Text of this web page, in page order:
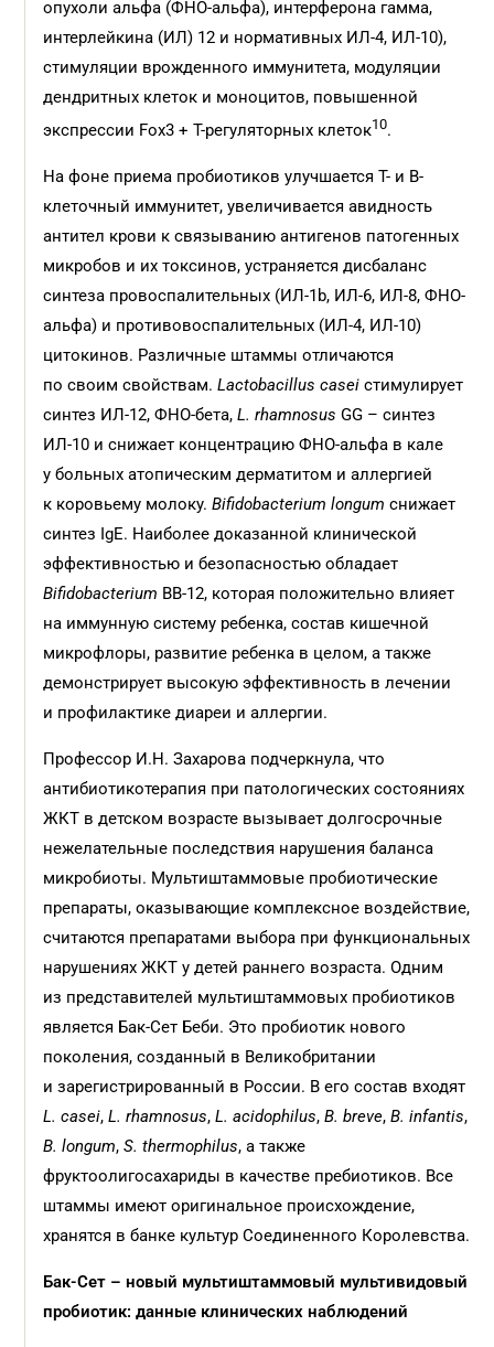
опухоли альфа (ФНО-альфа), интерферона гамма,
интерлейкина (ИЛ) 12 и нормативных ИЛ-4, ИЛ-10),
стимуляции врожденного иммунитета, модуляции
дендритных клеток и моноцитов, повышенной
экспрессии Fox3 + T-регуляторных клеток10.
На фоне приема пробиотиков улучшается Т- и В-
клеточный иммунитет, увеличивается авидность
антител крови к связыванию антигенов патогенных
микробов и их токсинов, устраняется дисбаланс
синтеза провоспалительных (ИЛ-1b, ИЛ-6, ИЛ-8, ФНО-
альфа) и противовоспалительных (ИЛ-4, ИЛ-10)
цитокинов. Различные штаммы отличаются
по своим свойствам.Lactobacillus casei стимулирует
синтез ИЛ-12, ФНО-бета,L. rhamnosus GG – синтез
ИЛ-10 и снижает концентрацию ФНО-альфа в кале
у больных атопическим дерматитом и аллергией
к коровьему молоку.Bifidobacterium longum снижает
синтез IgE. Наиболее доказанной клинической
эффективностью и безопасностью обладает
Bifidobacterium BB-12, которая положительно влияет
на иммунную систему ребенка, состав кишечной
микрофлоры, развитие ребенка в целом, а также
демонстрирует высокую эффективность в лечении
и профилактике диареи и аллергии.
Профессор И.Н. Захарова подчеркнула, что
антибиотикотерапия при патологических состояниях
ЖКТ в детском возрасте вызывает долгосрочные
нежелательные последствия нарушения баланса
микробиоты. Мультиштаммовые пробиотические
препараты, оказывающие комплексное воздействие,
считаются препаратами выбора при функциональных
нарушениях ЖКТ у детей раннего возраста. Одним
из представителей мультиштаммовых пробиотиков
является Бак-Сет Беби. Это пробиотик нового
поколения, созданный в Великобритании
и зарегистрированный в России. В его состав входят
L. casei,L. rhamnosus,L. acidophilus,B. breve,B. infantis,
B. longum,S. thermophilus, а также
фруктоолигосахариды в качестве пребиотиков. Все
штаммы имеют оригинальное происхождение,
хранятся в банке культур Соединенного Королевства.
Бак-Сет – новый мультиштаммовый мультивидовый
пробиотик: данные клинических наблюдений